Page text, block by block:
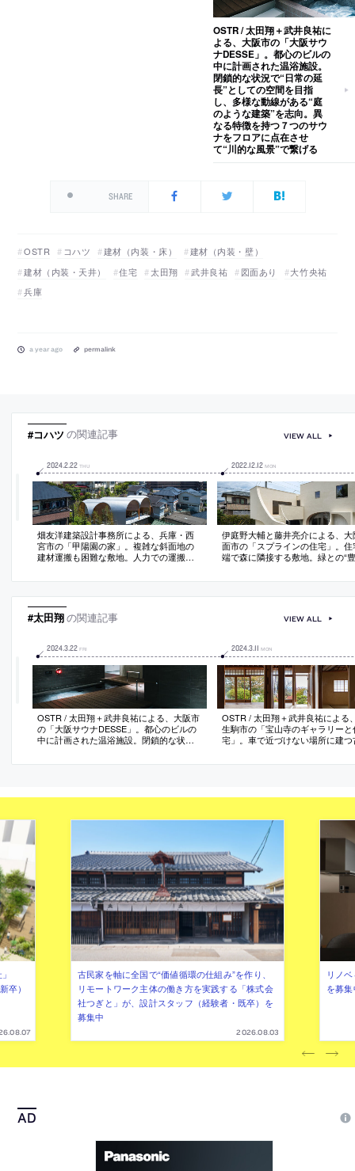
OSTR / 太田翔＋武井良祐に
よる、大阪市の「大阪サウ
ナDESSE」。都心のビルの
中に計画された温浴施設。
閉鎖的な状況で“日常の延
長”としての空間を目指
し、多様な動線がある“庭
のような建築”を志向。異
なる特徴を持つ７つのサウ
ナをフロアに点在させ
て“川的な風景”で繋げる
SHARE
OSTR コハツ 建材（内装・床）
建材（内装・壁）
建材（内装・天井）
住宅 太田翔 武井良祐 図面あり
大竹央祐
兵庫
a year ago permalink
#コハツ の関連記事
2024.2.22 THU
畑友洋建築設計事務所による、兵庫・西
宮市の「甲陽園の家」。複雑な斜面地の
建材運搬も困難な敷地。人力での運搬と
て“1つのアーチフレーム”とする“組木架
して周辺環境とも呼応させる
2022.12.12 MON
伊庭野大輔と藤井亮介による、大
面市の「スプラインの住宅」。住
端で森に隣接する敷地。緑との“
スで“立体的な回遊性”と内部から
い“自由な建築”も意図
VIEW ALL
#太田翔の関連記事
2024.3.22 FRI
OSTR / 太田翔＋武井良祐による、大阪市
の「大阪サウナDESSE」。都心のビルの
中に計画された温浴施設。閉鎖的な状況
様な動線がある“庭のような建築”を志向。
2024.3.11 MON
OSTR / 太田翔＋武井良祐による
生駒市の「宝山寺のギャラリーと
宅」。車で近づけない場所に建つ
内の材料の再利用で“コストの抑
空間をつくる
VIEW ALL
卒）
古民家を軸に全国で“価値循環の仕組み”を作り、
リモートワーク主体の働き方を実践する「株式会
社つぎと」が、設計スタッフ（経験者・既卒）を
募集中
2026.08.03
リノ
を募